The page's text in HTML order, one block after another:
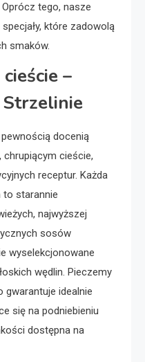
tego, nasze
które zadowolą
smaków.
–
Strzelinie
docenią
cieście,
receptur. Każda
to starannie
najwyższej
sosów
wyselekcjonowane
wędlin. Pieczemy
gwarantuje idealnie
się na podniebieniu
dostępna na